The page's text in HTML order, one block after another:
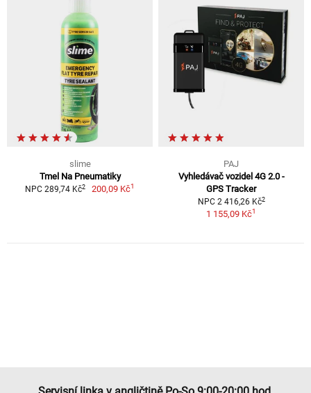
slime
Tmel Na Pneumatiky
NPC 289,74 Kč2 200,09 Kč1
PAJ
Vyhledávač vozidel 4G 2.0 -
GPS Tracker
NPC 2 416,26 Kč2
1 155,09 Kč1